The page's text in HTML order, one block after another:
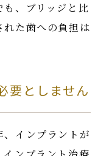
、ブリッジと比
た歯への負担は
要としません
インプラントが